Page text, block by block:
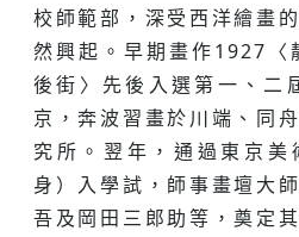
校師範部，深受西洋繪畫
然興起。早期畫作1927〈
後街〉先後入選第一、二
京，奔波習畫於川端、同
究所。翌年，通過東京美
身）入學試，師事畫壇大
吾及岡田三郎助等，奠定